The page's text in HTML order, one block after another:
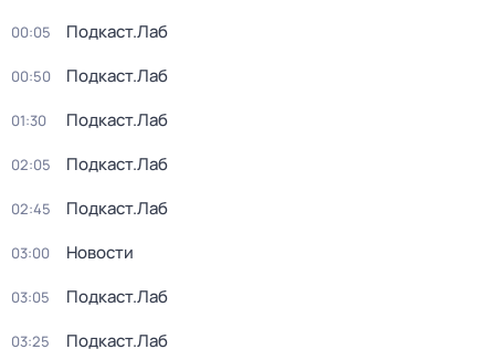
00:05 Подкаст.Лаб
00:50 Подкаст.Лаб
01:30 Подкаст.Лаб
02:05 Подкаст.Лаб
02:45 Подкаст.Лаб
03:00 Новости
03:05 Подкаст.Лаб
03:25 Подкаст.Лаб